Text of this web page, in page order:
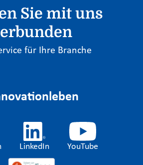
Sie mit uns
für Ihre Branche
LinkedIn YouTube